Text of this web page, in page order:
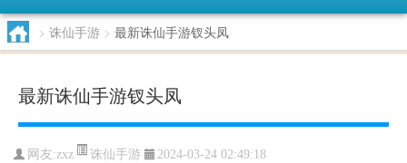
> 诛仙手游 > 最新诛仙手游钗头凤
最新诛仙手游钗头凤
网友:zxz 诛仙手游 2024-03-24 02:49:18